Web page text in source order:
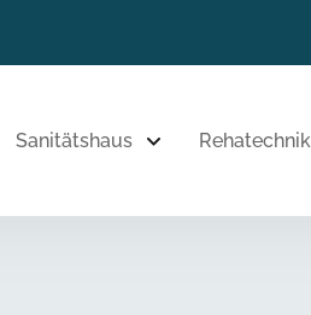
Sanitätshaus Rehatechnik